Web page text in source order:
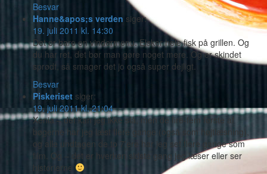
Besvar
Hanne&apos;s verden siger:
19. juli 2011 kl. 14:30
Det er bare en vindermenu. Elsker hele fisk på grillen. Og
du har ret, det bør man gøre noget mere. Og er skindet
sprødt, så smager det jo også super dejligt.
Besvar
Piskeriset siger:
19. juli 2011 kl. 21:04
Xenia – det kan jeg ikke slå, men de fire-fem første af
bøgerne har jeg læst flere gange (også som højtlæsning),
og alle undtagen de to 7'ere har jeg set flere gange som
film. Og – det er hverken sidste gang jeg læser eller ser
historierne